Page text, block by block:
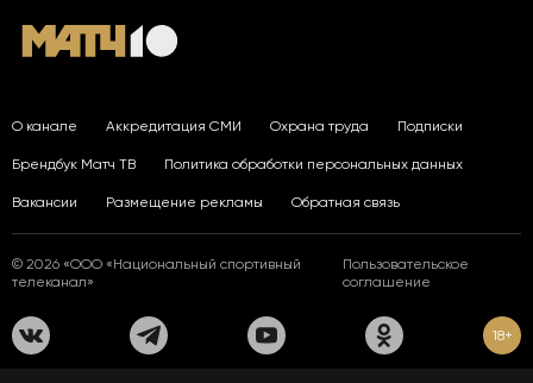
О канале Аккредитация СМИ Охрана труда Подписки
Брендбук Матч ТВ Политика обработки персональных данных
Вакансии Размещение рекламы Обратная связь
© 2026 «ООО «Национальный спортивный
телеканал»
Пользовательское
соглашение
18+